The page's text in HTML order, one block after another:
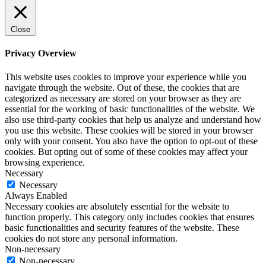
Close
Privacy Overview
This website uses cookies to improve your experience while you
navigate through the website. Out of these, the cookies that are
categorized as necessary are stored on your browser as they are
essential for the working of basic functionalities of the website. We
also use third-party cookies that help us analyze and understand how
you use this website. These cookies will be stored in your browser
only with your consent. You also have the option to opt-out of these
cookies. But opting out of some of these cookies may affect your
browsing experience.
Necessary
Necessary
Always Enabled
Necessary cookies are absolutely essential for the website to
function properly. This category only includes cookies that ensures
basic functionalities and security features of the website. These
cookies do not store any personal information.
Non-necessary
Non-necessary